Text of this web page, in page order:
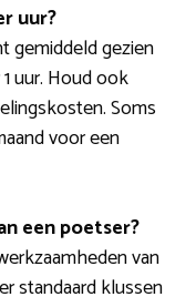
uur?
gemiddeld gezien
uur. Houd ook
Soms
voor een
een poetser?
van
standaard klussen